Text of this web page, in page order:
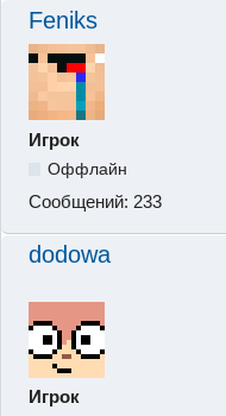
Feniks
Игрок
Оффлайн
Сообщений: 233
dodowa
Игрок